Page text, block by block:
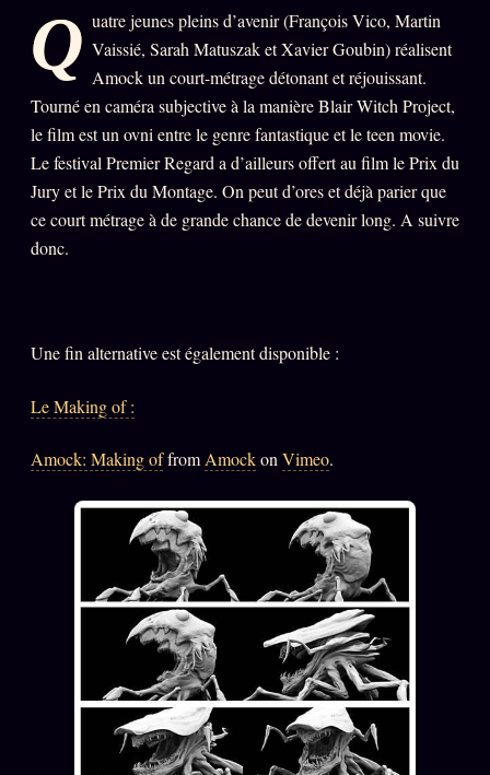
PRÉDICTIONS INFOFICTION
L'ORACLE Z/S 12 PRODUITS
Chat Oracle LIVE
Oracle z/S
Oracle Couples
Oracle Sigil Sonore
Oracle Parfum
Oracle Anniversaire
Oracle Carte du Jour
Oracle Algorithme
Audit Social
TRILOGIE + 2
KÉTAMINE 2019
Q uatre jeunes pleins d’avenir (François Vico, Martin
Vaissié, Sarah Matuszak et Xavier Goubin) réalisent
Amock un court-métrage détonant et réjouissant.
Tourné en caméra subjective à la manière Blair Witch Project,
le film est un ovni entre le genre fantastique et le teen movie.
Le festival Premier Regard a d’ailleurs offert au film le Prix du
Jury et le Prix du Montage. On peut d’ores et déjà parier que
ce court métrage à de grande chance de devenir long. A suivre
donc.
Une fin alternative est également disponible :
Le Making of :
Amock: Making offromAmockonVimeo.